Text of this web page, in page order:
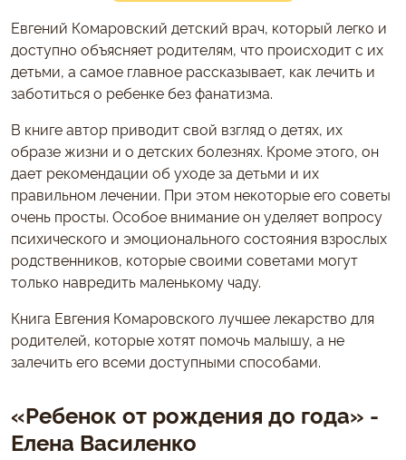
Евгений Комаровский детский врач, который легко и
доступно объясняет родителям, что происходит с их
детьми, а самое главное рассказывает, как лечить и
заботиться о ребенке без фанатизма.
В книге автор приводит свой взгляд о детях, их
образе жизни и о детских болезнях. Кроме этого, он
дает рекомендации об уходе за детьми и их
правильном лечении. При этом некоторые его советы
очень просты. Особое внимание он уделяет вопросу
психического и эмоционального состояния взрослых
родственников, которые своими советами могут
только навредить маленькому чаду.
Книга Евгения Комаровского лучшее лекарство для
родителей, которые хотят помочь малышу, а не
залечить его всеми доступными способами.
«Ребенок от рождения до года» -
Елена Василенко